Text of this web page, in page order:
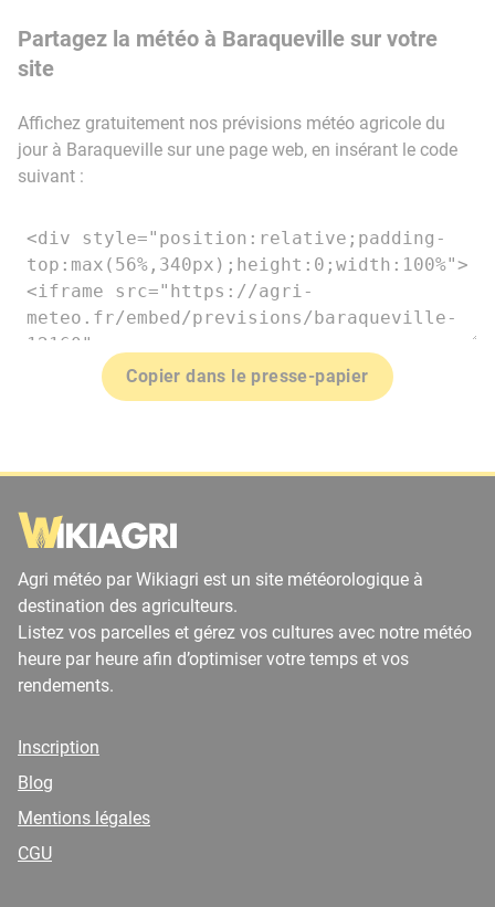
Partagez la météo à Baraqueville sur votre
site
Affichez gratuitement nos prévisions météo agricole du
jour à Baraqueville sur une page web, en insérant le code
suivant :
Copier dans le presse-papier
Agri météo par Wikiagri est un site météorologique à
destination des agriculteurs.
Listez vos parcelles et gérez vos cultures avec notre météo
heure par heure afin d’optimiser votre temps et vos
rendements.
Inscription
Blog
Mentions légales
CGU